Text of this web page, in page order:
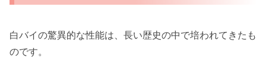
白バイの驚異的な性能は、長い歴史の中で培われてきたも
のです。